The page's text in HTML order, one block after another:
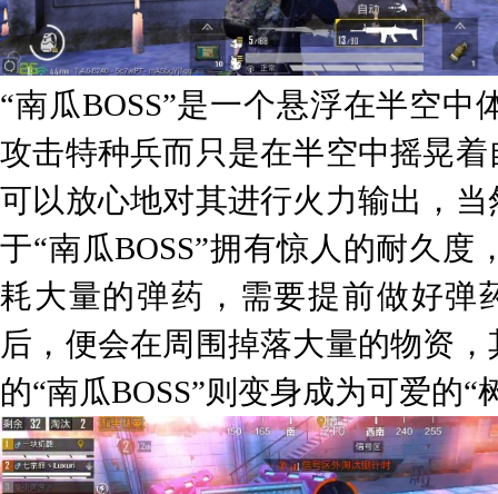
“南瓜BOSS”是一个悬浮在半空
攻击特种兵而只是在半空中摇晃
可以放心地对其进行火力输出，
于“南瓜BOSS”拥有惊人的耐久
耗大量的弹药，需要提前做好弹
后，便会在周围掉落大量的物资
的“南瓜BOSS”则变身成为可爱的